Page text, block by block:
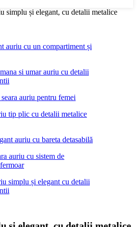
simplu și elegant, cu detalii metalice